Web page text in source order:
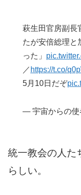
萩生田官房副長
たが安倍総理と
った」
／ https://t.co/
5月10日だぞ
— 宇宙からの使
統一教会の人た
らしい。